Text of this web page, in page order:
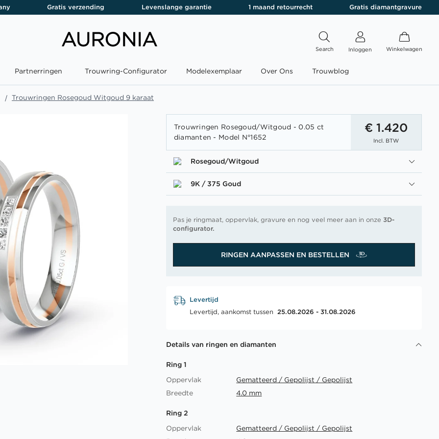
Gratis verzending Levenslange garantie 1 maand retourrecht Gratis diamantgravure
Search Inloggen Winkelwagen
Partnerringen Trouwring-Configurator Modelexemplaar Over Ons Trouwblog
Trouwringen Rosegoud Witgoud 9 karaat
Trouwringen Rosegoud/Witgoud - 0.05 ct
diamanten - Model N°1652
€ 1.420
Incl. BTW
Rosegoud/Witgoud
9K / 375 Goud
Pas je ringmaat, oppervlak, gravure en nog veel meer aan in onze3D-
configurator.
RINGEN AANPASSEN EN BESTELLEN
Levertijd
Levertijd, aankomst tussen 25.08.2026 - 31.08.2026
Details van ringen en diamanten
Ring 1
Oppervlak
Gematteerd / Gepolijst / Gepolijst
Breedte
4.0 mm
Ring 2
Oppervlak
Gematteerd / Gepolijst / Gepolijst